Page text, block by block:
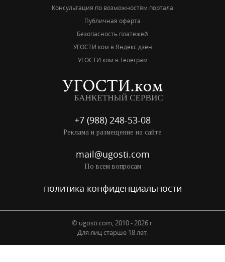
Консультация по возможностям портала
Публичная оферта
Безопасность платежей
УГОСТИ.ком в Яндекс дзен
УГОСТИ.ком в Телеграм
+7 (988) 248-53-08
Реклама и размещение на сайте
mail@ugosti.com
По всем вопросам
политика конфиденциальности
© ugosti.com, 2010 - 2026 г.
Для лиц старше 18 лет.